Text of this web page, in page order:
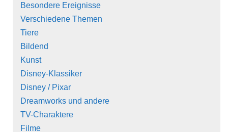
Besondere Ereignisse
Verschiedene Themen
Tiere
Bildend
Kunst
Disney-Klassiker
Disney / Pixar
Dreamworks und andere
TV-Charaktere
Filme